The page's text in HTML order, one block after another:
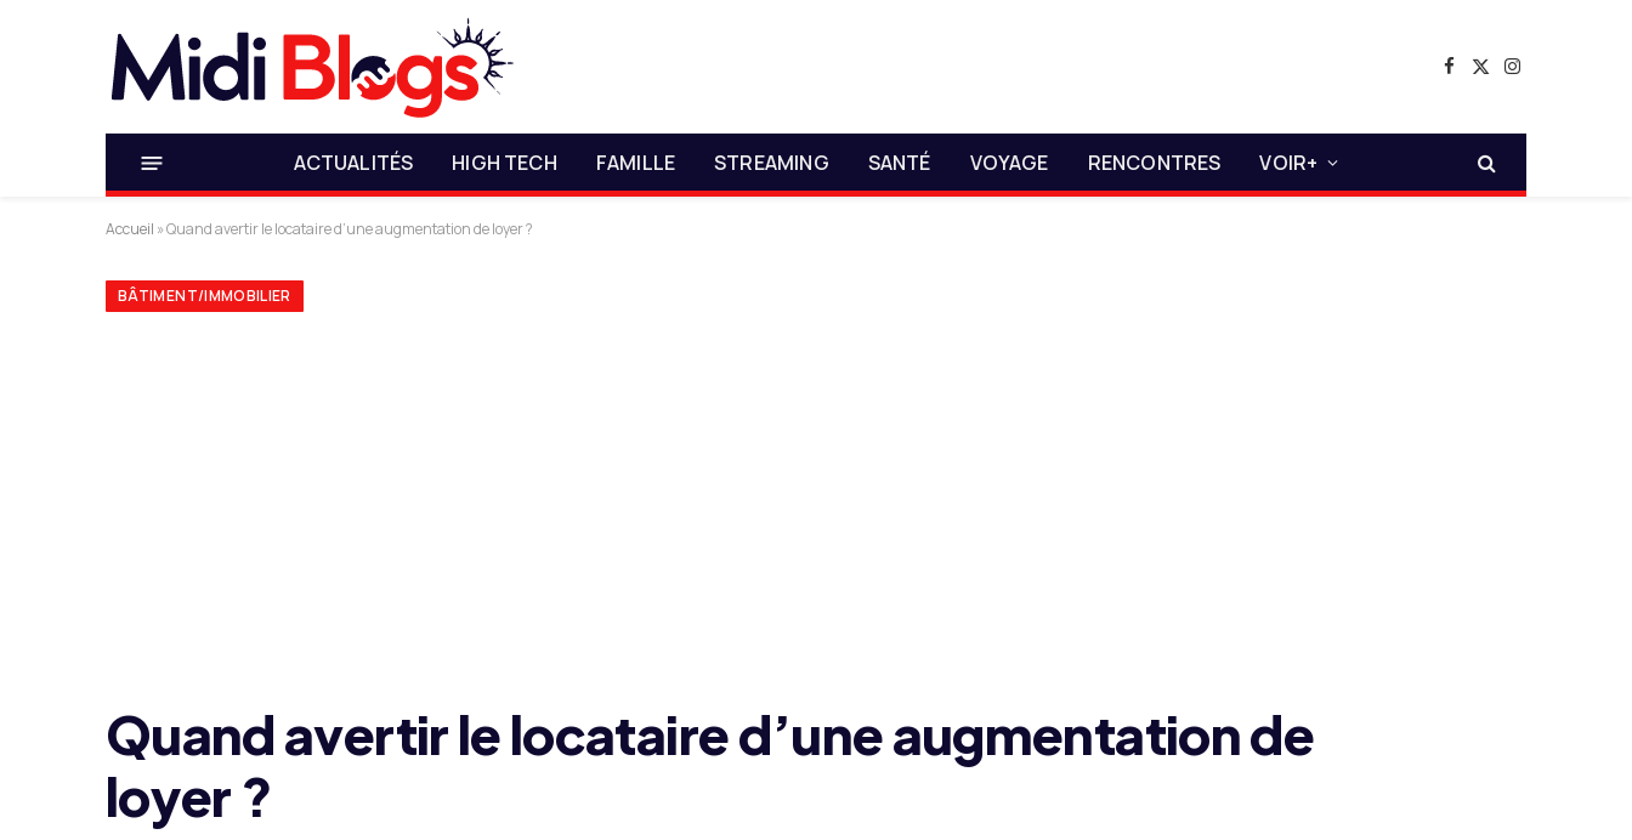
Facebook
X
Instagram
ACTUALITÉS HIGH TECH FAMILLE STREAMING SANTÉ VOYAGE RENCONTRES VOIR+
Accueil »Quand avertir le locataire d’une augmentation de loyer ?
BÂTIMENT/IMMOBILIER
Quand avertir le locataire d’une augmentation de
loyer ?